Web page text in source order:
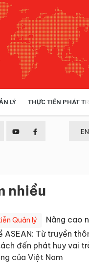
LÝ THỰC TIỄN PHÁT
EN
nhiều
Quản lý
Nâng cao
ASEAN: Từ truyền
đến phát huy vai
của Việt Nam